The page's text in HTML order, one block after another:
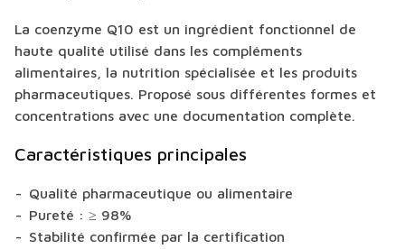
La coenzyme Q10 est un ingrédient fonctionnel de
haute qualité utilisé dans les compléments
alimentaires, la nutrition spécialisée et les produits
pharmaceutiques. Proposé sous différentes formes et
concentrations avec une documentation complète.
Caractéristiques principales
Qualité pharmaceutique ou alimentaire
Pureté : ≥ 98%
Stabilité confirmée par la certification